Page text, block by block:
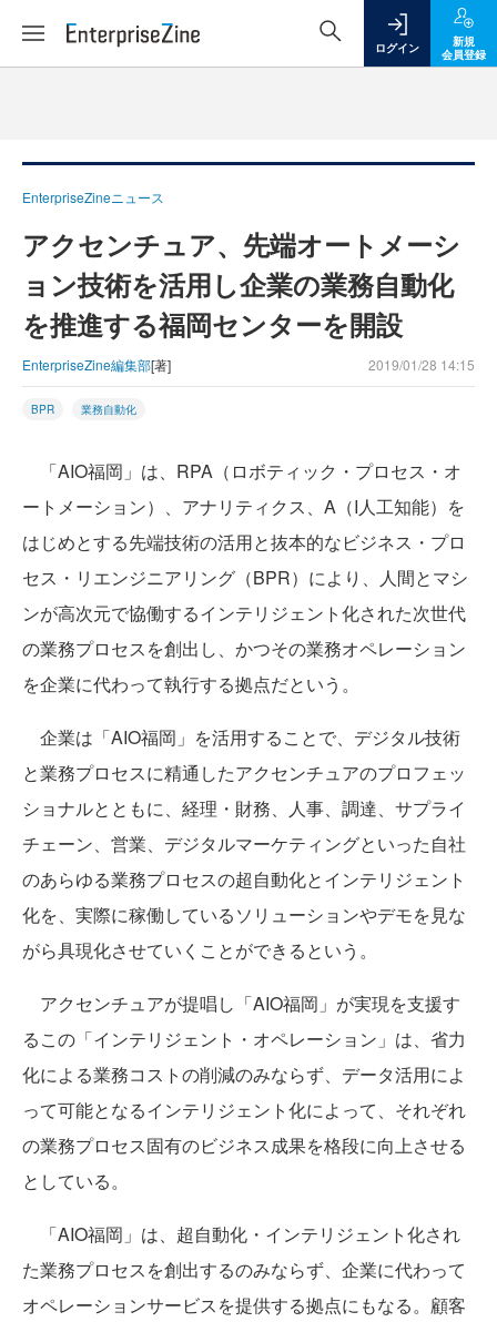
ログイン
新規
会員登録
EnterpriseZineニュース
アクセンチュア、先端オートメーシ
ョン技術を活用し企業の業務自動化
を推進する福岡センターを開設
EnterpriseZine編集部[著] 2019/01/28 14:15
BPR 業務自動化
「AIO福岡」は、RPA（ロボティック・プロセス・オ
ートメーション）、アナリティクス、A（I人工知能）を
はじめとする先端技術の活用と抜本的なビジネス・プロ
セス・リエンジニアリング（BPR）により、人間とマシ
ンが高次元で協働するインテリジェント化された次世代
の業務プロセスを創出し、かつその業務オペレーション
を企業に代わって執行する拠点だという。
企業は「AIO福岡」を活用することで、デジタル技術
と業務プロセスに精通したアクセンチュアのプロフェッ
ショナルとともに、経理・財務、人事、調達、サプライ
チェーン、営業、デジタルマーケティングといった自社
のあらゆる業務プロセスの超自動化とインテリジェント
化を、実際に稼働しているソリューションやデモを見な
がら具現化させていくことができるという。
アクセンチュアが提唱し「AIO福岡」が実現を支援す
るこの「インテリジェント・オペレーション」は、省力
化による業務コストの削減のみならず、データ活用によ
って可能となるインテリジェント化によって、それぞれ
の業務プロセス固有のビジネス成果を格段に向上させる
としている。
「AIO福岡」は、超自動化・インテリジェント化され
た業務プロセスを創出するのみならず、企業に代わって
オペレーションサービスを提供する拠点にもなる。顧客